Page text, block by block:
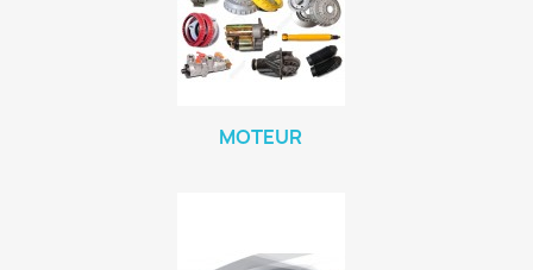
MOTEUR